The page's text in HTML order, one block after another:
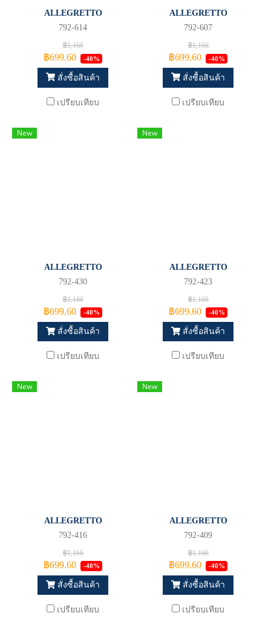
ALLEGRETTO
792-614
฿1,166
฿699.60 -40%
สั่งซื้อสินค้า
เปรียบเทียบ
ALLEGRETTO
792-607
฿1,166
฿699.60 -40%
สั่งซื้อสินค้า
เปรียบเทียบ
New
ALLEGRETTO
792-430
฿1,166
฿699.60 -40%
สั่งซื้อสินค้า
เปรียบเทียบ
New
ALLEGRETTO
792-423
฿1,166
฿699.60 -40%
สั่งซื้อสินค้า
เปรียบเทียบ
New
ALLEGRETTO
792-416
฿1,166
฿699.60 -40%
สั่งซื้อสินค้า
เปรียบเทียบ
New
ALLEGRETTO
792-409
฿1,166
฿699.60 -40%
สั่งซื้อสินค้า
เปรียบเทียบ